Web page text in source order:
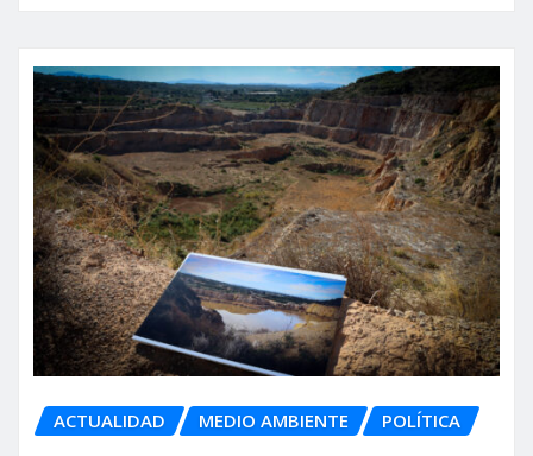
ACTUALIDAD MEDIO AMBIENTE POLÍTICA